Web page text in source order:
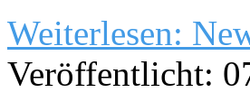
Weiterlesen:
Veröffentlicht: